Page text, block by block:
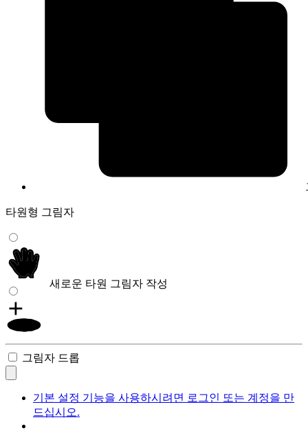
타원형 그림자
새로운 타원 그림자 작성
그림자 드롭
기본 설정 기능을 사용하시려면 로그인 또는 계정을 만
드십시오.